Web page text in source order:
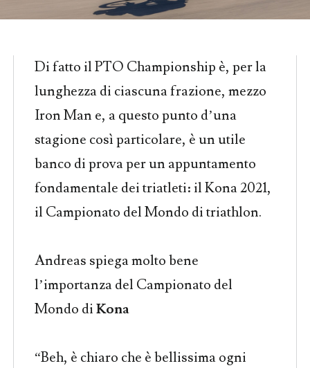
Di fatto il PTO Championship è, per la
lunghezza di ciascuna frazione, mezzo
Iron Man e, a questo punto d’una
stagione così particolare, è un utile
banco di prova per un appuntamento
fondamentale dei triatleti: il Kona 2021,
il Campionato del Mondo di triathlon.
Andreas spiega molto bene
l’importanza del Campionato del
Mondo diKona
“Beh, è chiaro che è bellissima ogni